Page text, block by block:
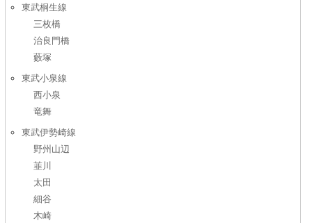
東武桐生線
三枚橋
治良門橋
藪塚
東武小泉線
西小泉
竜舞
東武伊勢崎線
野州山辺
韮川
太田
細谷
木崎